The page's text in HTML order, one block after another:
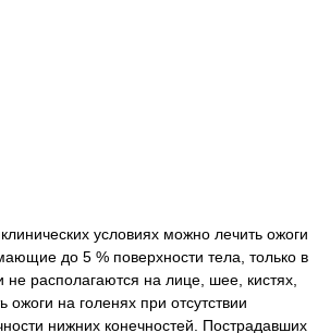
условиях можно лечить ожоги
до 5 % поверхности тела, только в
не располагаются на лице, шее, кистях,
ожоги на голенях при отсутствии
нижних конечностей. Пострадавших